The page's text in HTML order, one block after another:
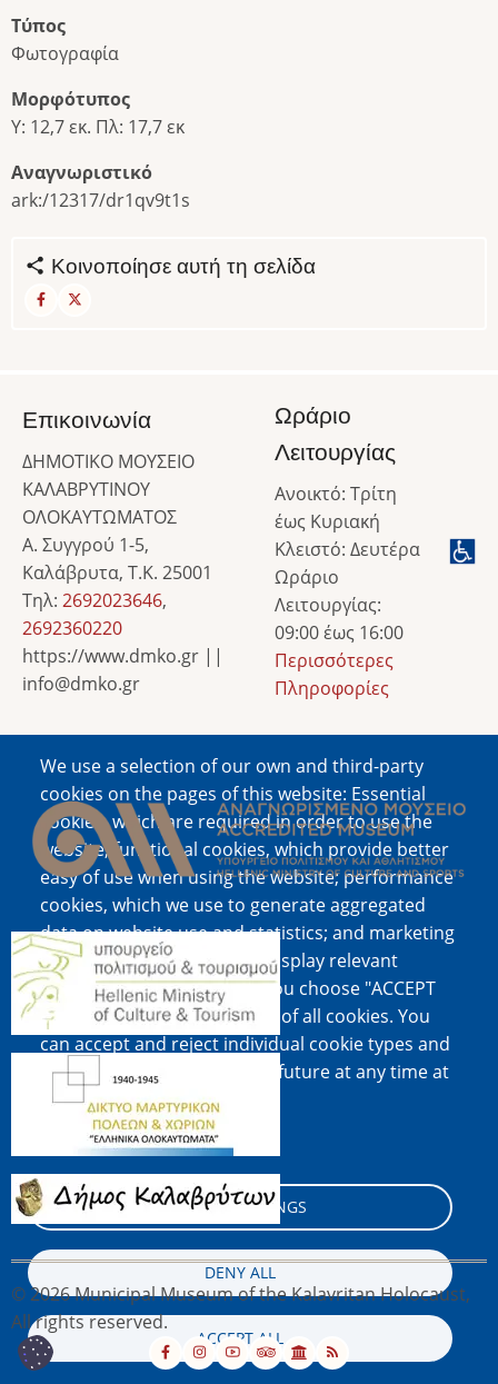
Τύπος
Φωτογραφία
Μορφότυπος
Υ: 12,7 εκ. Πλ: 17,7 εκ
Αναγνωριστικό
ark:/12317/dr1qv9t1s
Κοινοποίησε αυτή τη σελίδα
We use a selection of our own and third-party
cookies on the pages of this website: Essential
cookies, which are required in order to use the
website; functional cookies, which provide better
easy of use when using the website; performance
cookies, which we use to generate aggregated
data on website use and statistics; and marketing
cookies, which are used to display relevant
content and advertising. If you choose "ACCEPT
ALL", you consent to the use of all cookies. You
can accept and reject individual cookie types and
revoke your consent for the future at any time at
"Settings".
Cookie documentation
COOKIE SETTINGS
DENY ALL
ACCEPT ALL
Επικοινωνία
ΔΗΜΟΤΙΚΟ ΜΟΥΣΕΙΟ
ΚΑΛΑΒΡΥΤΙΝΟΥ
ΟΛΟΚΑΥΤΩΜΑΤΟΣ
Α. Συγγρού 1-5,
Καλάβρυτα, Τ.Κ. 25001
Τηλ: 2692023646,
2692360220
https://www.dmko.gr ||
info@dmko.gr
Ωράριο
Λειτουργίας
Ανοικτό: Τρίτη
έως Κυριακή
Κλειστό: Δευτέρα
Ωράριο
Λειτουργίας:
09:00 έως 16:00
Περισσότερες
Πληροφορίες
Image
Image
Image
Image
© 2026 Municipal Museum of the Kalavritan Holocaust,
All rights reserved.